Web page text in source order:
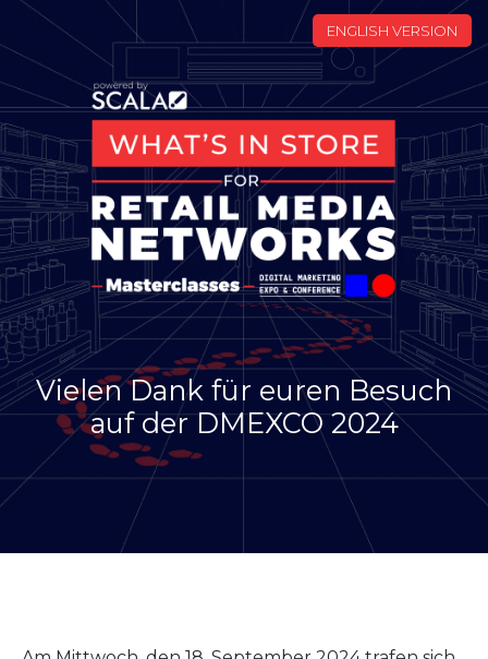
Vielen Dank für euren Besuch
auf der DMEXCO 2024
ENGLISH VERSION
Consent